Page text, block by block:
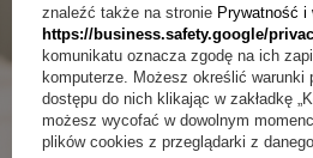
znaleźć także na stronie Prywatność i
https://business.safety.google/
komunikatu oznacza zgodę na ich
komputerze. Możesz określić warunki
dostępu do nich klikając w zakładkę
możesz wycofać w dowolnym
plików cookies z przeglądarki z